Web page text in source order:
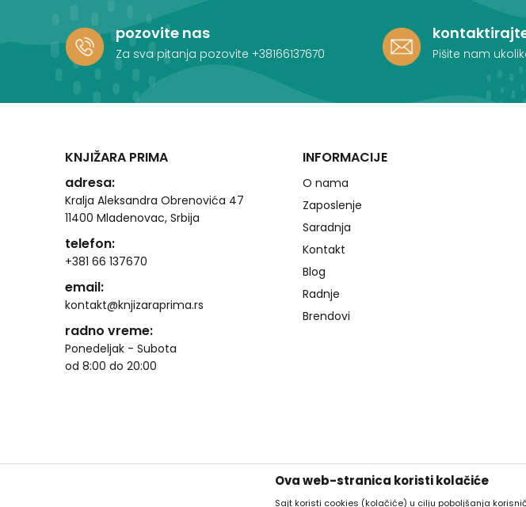
pozovite nas
Za sva pitanja pozovite +38166137670 Pišite nam
KNJIŽARA PRIMA
adresa:
Kralja Aleksandra Obrenovića 47
11400 Mladenovac, Srbija
telefon:
+381 66 137670
email:
kontakt@knjizaraprima.rs
radno vreme:
Ponedeljak - Subota
od 8:00 do 20:00
INFORMACIJE
O nama
Zaposlenje
Saradnja
Kontakt
Blog
Radnje
Brendovi
Ova web-stranica koristi kolačiće
Sajt koristi cookies (kolačiće) u cilju poboljšanja